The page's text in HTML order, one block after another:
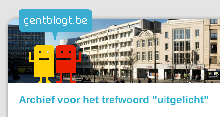
Archief voor het trefwoord "uitgelicht"